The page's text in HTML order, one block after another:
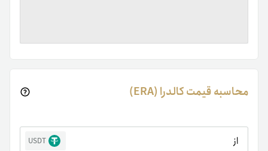
محاسبه قیمت کالدرا (ERA)
از USDT